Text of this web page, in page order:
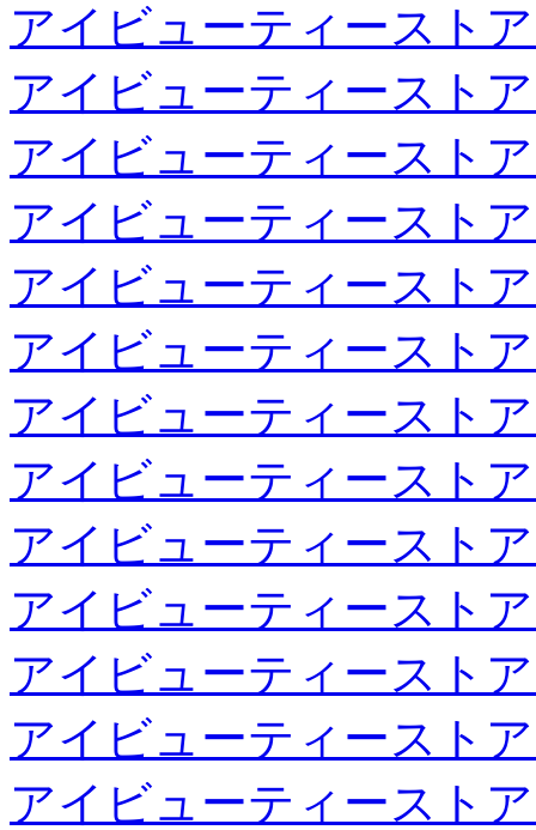
アイビューティースト
アイビューティースト
アイビューティースト
アイビューティースト
アイビューティースト
アイビューティースト
アイビューティースト
アイビューティースト
アイビューティースト
アイビューティースト
アイビューティースト
アイビューティースト
アイビューティースト